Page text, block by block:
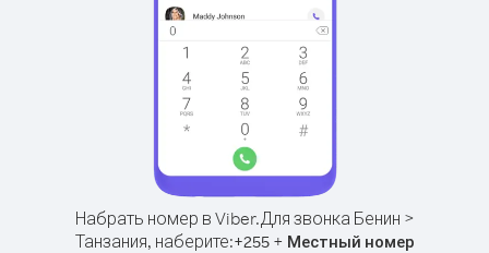
Набрать номер в Viber.Для звонка Бенин >
Танзания, наберите:+255+ Местный номер